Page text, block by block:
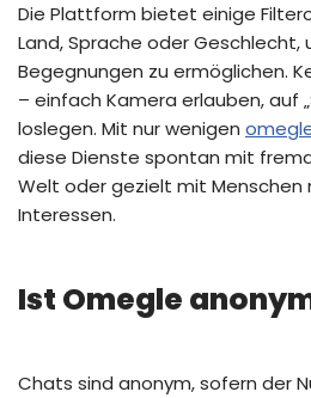
Die Plattform bietet einige
Land, Sprache oder Geschlecht,
Begegnungen zu ermöglichen.
– einfach Kamera erlauben, auf
loslegen. Mit nur wenigen
diese Dienste spontan mit
Welt oder gezielt mit Menschen
Interessen.
Ist Omegle
Chats sind anonym, sofern der